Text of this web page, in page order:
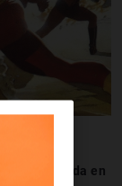
del
publicada en